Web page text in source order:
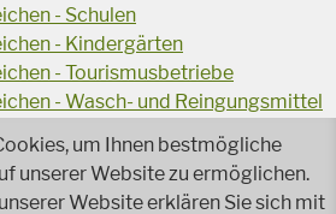
- Schulen
- Kindergärten
- Tourismusbetriebe
- Wasch- und Reingungsmittel
Ressourcen-Effizienz
von Elektroaltgeräten
Businessgetränk
um Ihnen bestmögliche
unserer Website zu ermöglichen.
Website erklären Sie sich mit